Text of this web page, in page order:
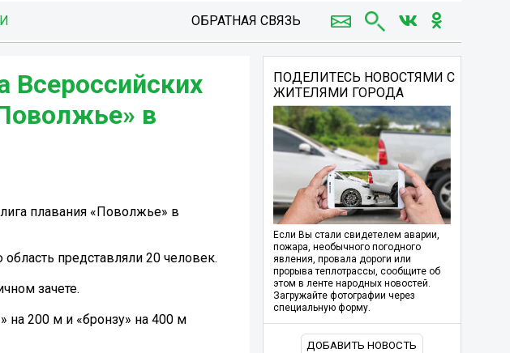
ОБРАТНАЯ СВЯЗЬ
Всероссийских
в
плавания «Поволжье» в
представляли 20 человек.
зачете.
на 200 м и «бронзу» на 400 м
ПОДЕЛИТЕСЬ НОВОСТЯМИ С
ЖИТЕЛЯМИ ГОРОДА
Если Вы стали свидетелем аварии,
пожара, необычного погодного
явления, провала дороги или
прорыва теплотрассы, сообщите об
этом в ленте народных новостей.
Загружайте фотографии через
специальную форму.
ДОБАВИТЬ НОВОСТЬ